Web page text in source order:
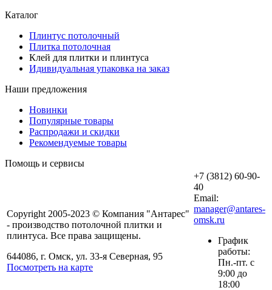
Каталог
Плинтус потолочный
Плитка потолочная
Клей для плитки и плинтуса
Идивидуальная упаковка на заказ
Наши предложения
Новинки
Популярные товары
Распродажи и скидки
Рекомендуемые товары
Помощь и сервисы
Copyright 2005-2023 © Компания "Антарес"
- производство потолочной плитки и
плинтуса. Все права защищены.
644086, г. Омск, ул. 33-я Северная, 95
Посмотреть на карте
+7 (3812) 60-90-
40
Email:
manager@antares-
omsk.ru
График
работы:
Пн.-пт. с
9:00 до
18:00